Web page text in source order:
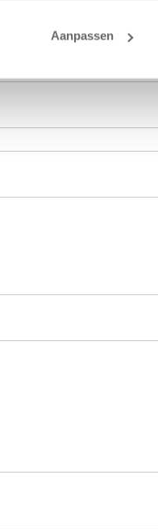
Aanpassen